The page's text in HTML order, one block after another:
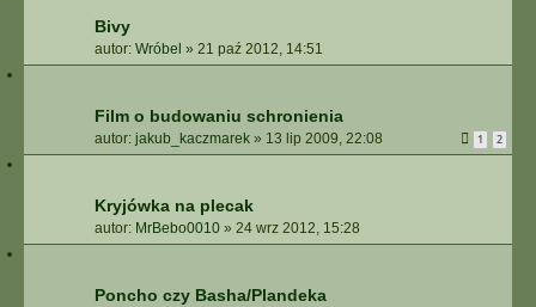
Bivy
autor: Wróbel » 21 paź 2012, 14:51
Film o budowaniu schronienia
autor: jakub_kaczmarek » 13 lip 2009, 22:08 1 2
Kryjówka na plecak
autor: MrBebo0010 » 24 wrz 2012, 15:28
Poncho czy Basha/Plandeka